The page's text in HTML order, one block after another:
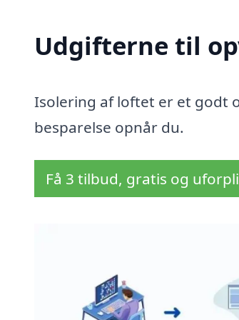
Udgifterne til
Isolering af loftet er et godt
besparelse opnår du.
Få 3 tilbud, gratis og